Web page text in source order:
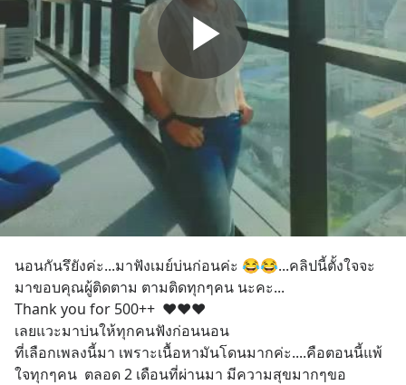
นอนกันรึยังค่ะ...มาฟังเมย์บ่นก่อนค่ะ 😂😂...คลิปนี้ตั้งใจจะ
มาขอบคุณผู้ติดตาม ตามติดทุกๆคน นะคะ...
Thank you for 500++  ❤❤❤
เลยแวะมาบ่นให้ทุกคนฟังก่อนนอน
ที่เลือกเพลงนี้มา เพราะเนื้อหามันโดนมากค่ะ....คือตอนนี้แพ้
ใจทุกๆคน  ตลอด 2 เดือนที่ผ่านมา มีความสุขมากๆขอ